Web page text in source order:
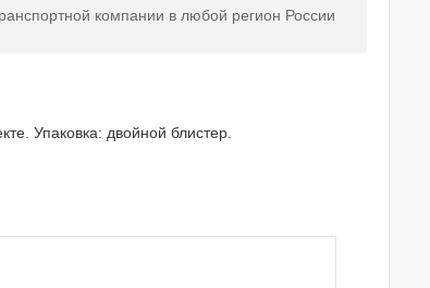
компании в любой регион России
Упаковка: двойной блистер.